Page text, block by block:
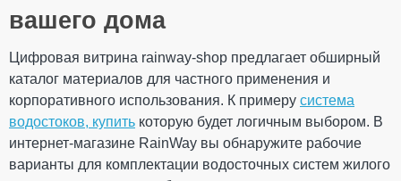
Длина
Габариты
360 × 88 × 3000 мм
Количество в
упаковке
10 шт
Дополнительные характеристики
Температура
использования
от - 40°С / до + 60°С
Температура для
от + 5°С
Ваш отзыв
вашего дома
Цифровая витрина rainway-shop предлагает обширный
каталог материалов для частного применения и
корпоративного использования. К примеру система
водостоков, купить которую будет логичным выбором. В
интернет-магазине RainWay вы обнаружите рабочие
варианты для комплектации водосточных систем жилого